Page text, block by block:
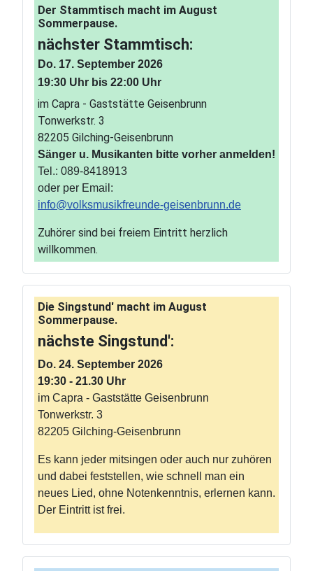
Der Stammtisch macht im August
Sommerpause.
nächster Stammtisch:
Do. 17. September 2026
19:30 Uhr bis 22:00 Uhr
im Capra - Gaststätte Geisenbrunn
Tonwerkstr. 3
82205 Gilching-Geisenbrunn
Sänger u. Musikanten bitte vorher anmelden!
Tel.: 089-8418913
oder per Email:
info@volksmusikfreunde-geisenbrunn.de
Zuhörer sind bei freiem Eintritt herzlich
willkommen.
Die Singstund' macht im August
Sommerpause.
nächste Singstund':
Do. 24. September 2026
19:30 - 21.30 Uhr
im Capra - Gaststätte Geisenbrunn
Tonwerkstr. 3
82205 Gilching-Geisenbrunn
Es kann jeder mitsingen oder auch nur zuhören
und dabei feststellen, wie schnell man ein
neues Lied, ohne Notenkenntnis, erlernen kann.
Der Eintritt ist frei.